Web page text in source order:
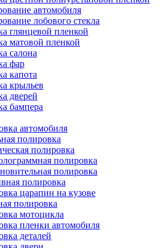
автомобиля
лобового стекла
глянцевой пленкой
матовой пленкой
салона
фар
капота
крыльев
дверей
бампера
автомобиля
полировка
полировка
полировка
полировка
полировка
царапин на кузове
полировка
мотоцикла
пленки автомобиля
деталей